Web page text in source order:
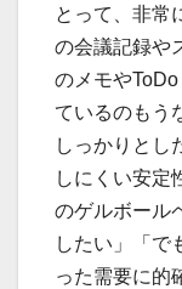
とって、非常
の会議記録や
のメモや
ているのもう
しっかりとし
しにくい安定
のゲルボール
したい」「で
った需要に的